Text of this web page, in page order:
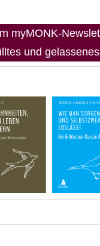
myMONK-
und